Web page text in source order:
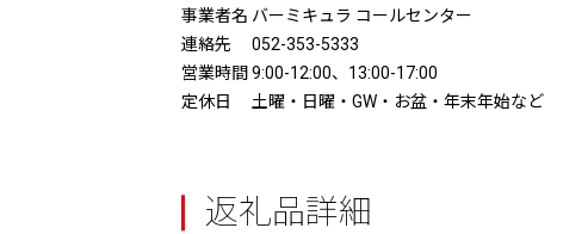
事業者名 バーミキュラ コールセンター
連絡先 052-353-5333
営業時間 9:00-12:00、13:00-17:00
定休日 土曜・日曜・GW・お盆・年末年始など
返礼品詳細